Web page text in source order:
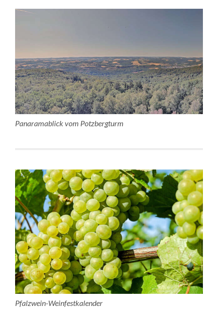
Panaramablick vom Potzbergturm
Pfalzwein-Weinfestkalender